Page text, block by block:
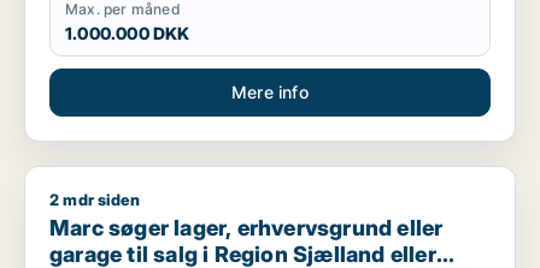
Max. per måned
1.000.000 DKK
Mere info
Marc søger lager, erhvervsgrund eller garage til salg i
2 mdr siden
Marc søger lager, erhvervsgrund eller
garage til salg i Region Sjælland eller